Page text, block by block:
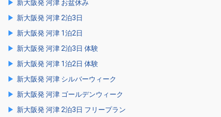
新大阪発 河津 お盆休み
新大阪発 河津 2泊3日
新大阪発 河津 1泊2日
新大阪発 河津 2泊3日 体験
新大阪発 河津 1泊2日 体験
新大阪発 河津 シルバーウィーク
新大阪発 河津 ゴールデンウィーク
新大阪発 河津 2泊3日 フリープラン